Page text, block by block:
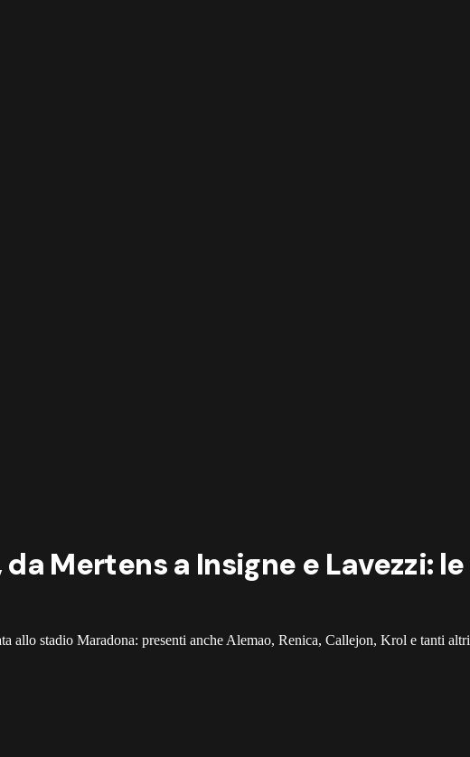
da Mertens a Insigne e Lavezzi:
allo stadio Maradona: presenti anche Alemao, Renica, Callejon, Krol e tanti